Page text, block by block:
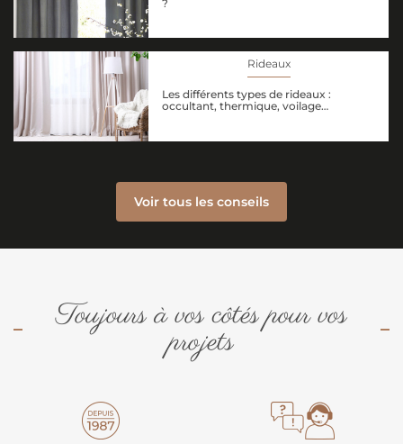
?
Rideaux
Les différents types de rideaux :
occultant, thermique, voilage…
Voir tous les conseils
Toujours à vos côtés pour vos
projets